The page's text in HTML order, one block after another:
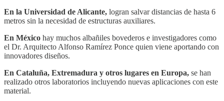
En la Universidad de Alicante, logran salvar distancias de hasta 6
metros sin la necesidad de estructuras auxiliares.
En México hay muchos albañiles bovederos e investigadores como
el Dr. Arquitecto Alfonso Ramírez Ponce quien viene aportando con
innovadores diseños.
En Cataluña, Extremadura y otros lugares en Europa, se han
realizado otros laboratorios incluyendo nuevas aplicaciones con este
material.